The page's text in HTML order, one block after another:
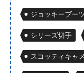
ジョッキーブー
シリーズ切手
スコッティキャ